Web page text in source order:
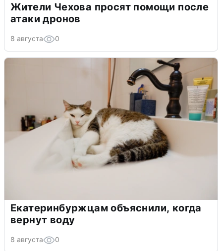
Жители Чехова просят помощи после
атаки дронов
8 августа 0
Екатеринбуржцам объяснили, когда
вернут воду
8 августа 0